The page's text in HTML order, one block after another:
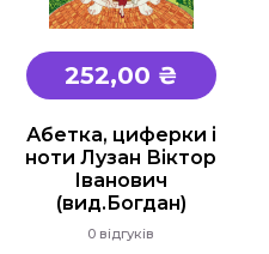
252,00 ₴
Абетка, циферки і
ноти Лузан Віктор
Іванович
(вид.Богдан)
0 відгуків
для 1-4 класів